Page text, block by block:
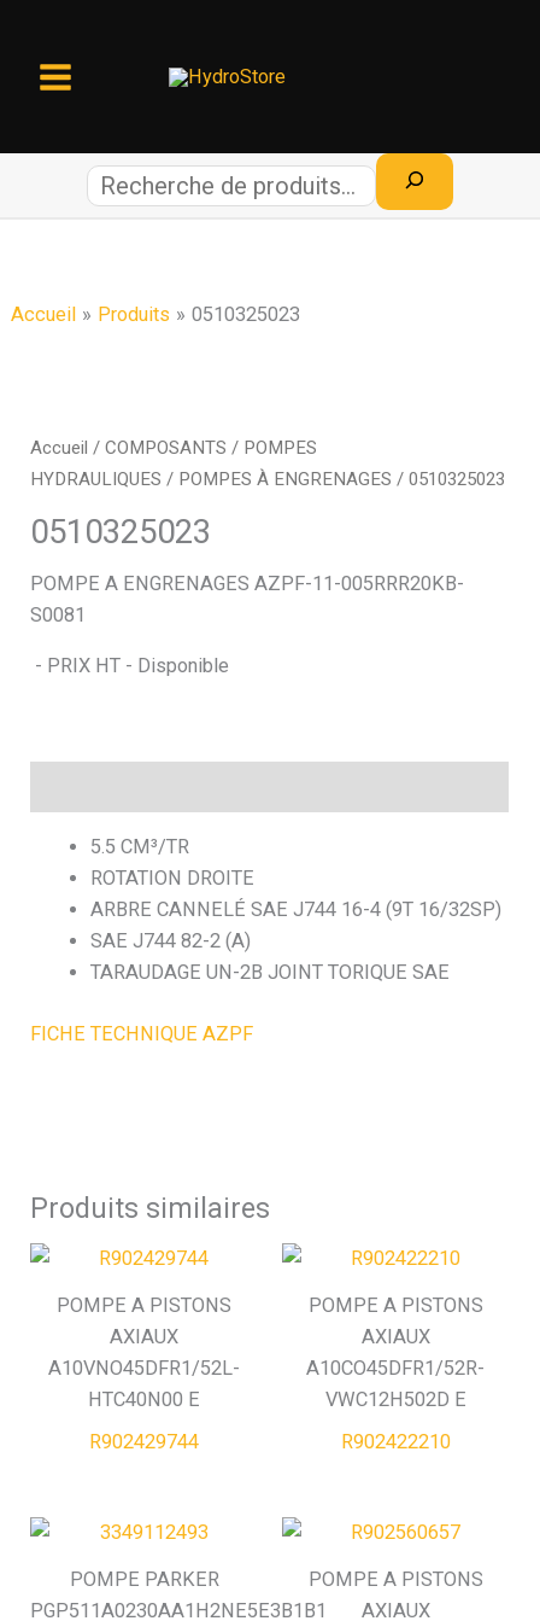
contenu
Recherche
Accueil Produits 0510325023
Accueil /COMPOSANTS / POMPES
HYDRAULIQUES / POMPES À ENGRENAGES / 0510325023
0510325023
POMPE A ENGRENAGES AZPF-11-005RRR20KB-
S0081
- PRIX HT - Disponible
5.5 CM³/TR
ROTATION DROITE
ARBRE CANNELÉ SAE J744 16-4 (9T 16/32SP)
SAE J744 82-2 (A)
TARAUDAGE UN-2B JOINT TORIQUE SAE
FICHE TECHNIQUE AZPF
Produits similaires
POMPE A PISTONS
AXIAUX
A10VNO45DFR1/52L-
HTC40N00 E
R902429744
POMPE A PISTONS
AXIAUX
A10CO45DFR1/52R-
VWC12H502D E
R902422210
POMPE PARKER
PGP511A0230AA1H2NE5E3B1B1
POMPE A PISTONS
AXIAUX